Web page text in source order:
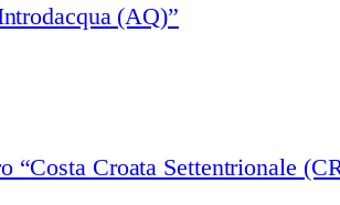
(AQ)”
“Costa Croata Settentrionale